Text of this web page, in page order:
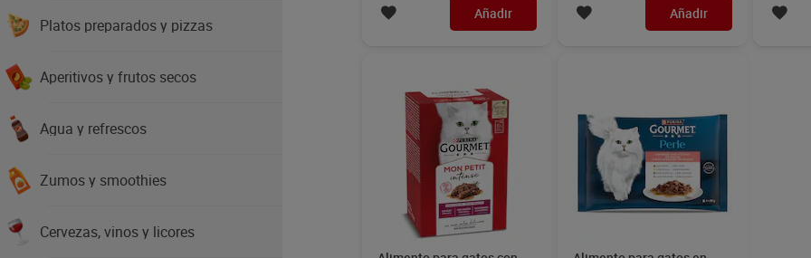
Platos preparados y pizzas
Aperitivos y frutos secos
Agua y refrescos
Zumos y smoothies
Cervezas, vinos y licores
Añadir Añadir